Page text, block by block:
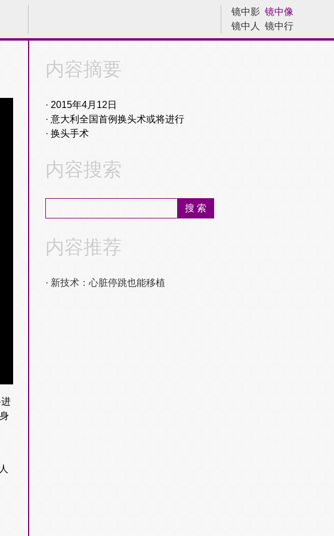
镜中影 镜中像
镜中人
镜中行
历史今天
内容摘要
2015年4月12日
意大利全国首例换头术或将进行
换头手术
内容搜索
内容推荐
新技术：心脏停跳也能移植